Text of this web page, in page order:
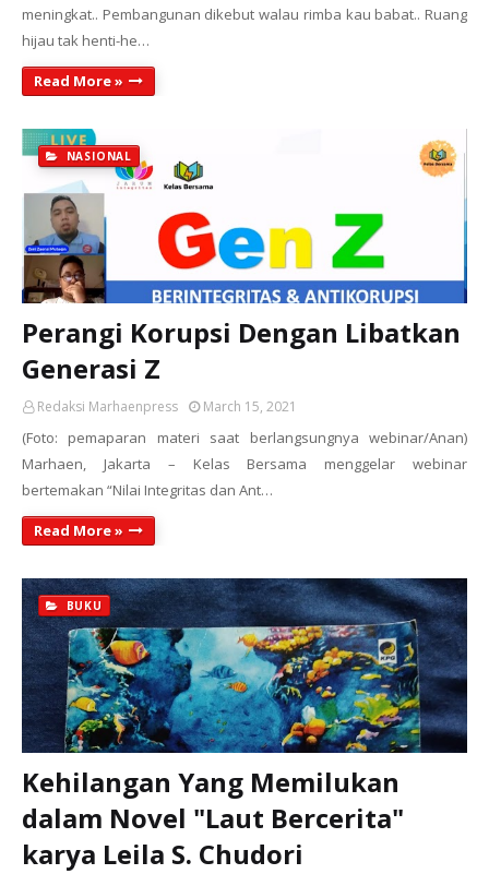
meningkat.. Pembangunan dikebut walau rimba kau babat.. Ruang
hijau tak henti-he…
Read More »
NASIONAL
Perangi Korupsi Dengan Libatkan
Generasi Z
Redaksi Marhaenpress March 15, 2021
(Foto: pemaparan materi saat berlangsungnya webinar/Anan)
Marhaen, Jakarta – Kelas Bersama menggelar webinar
bertemakan “Nilai Integritas dan Ant…
Read More »
BUKU
Kehilangan Yang Memilukan
dalam Novel "Laut Bercerita"
karya Leila S. Chudori